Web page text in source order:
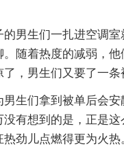
生们一扎进空调室
。随着热度的减弱，
，男生们又要了一条
们拿到被单后会安
没有想到的是，正是
热劲儿点燃得更为火